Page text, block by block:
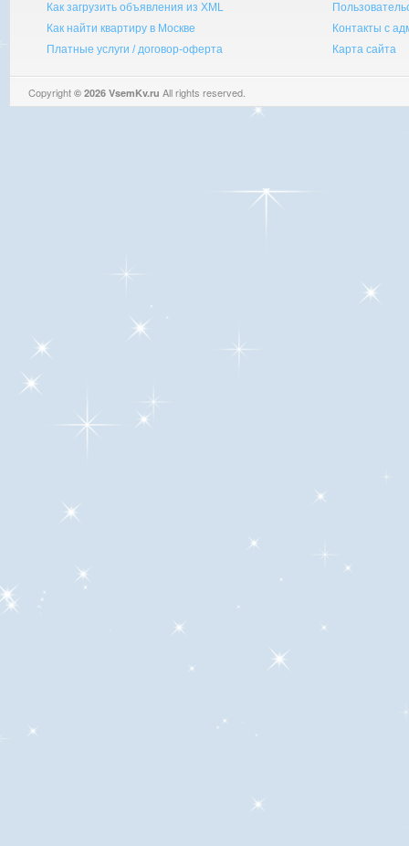
Как загрузить объявления из XML
Как найти квартиру в Москве
Платные услуги / договор-оферта
Контакты с
Карта сайта
Copyright © 2026 VsemKv.ru All rights reserved.